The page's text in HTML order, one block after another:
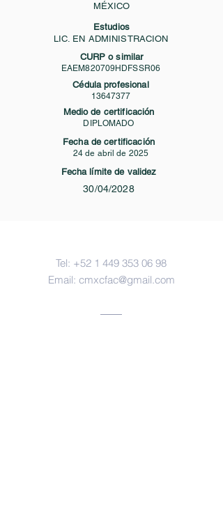
MÉXICO
Estudios
LIC. EN ADMINISTRACION
CURP o similar
EAEM820709HDFSSR06
Cédula profesional
13647377
Medio de certificación
DIPLOMADO
Fecha de certificación
24 de abril de 2025
Fecha límite de validez
30/04/2028
Tel: +52 1 449 353 06 98
Email: cmxcfac@gmail.com